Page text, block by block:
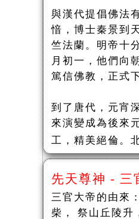
與漢代提倡佛法
愔，博士秦景到
竺法蘭。明帝十
月初一，他們向
篤信佛教，正式
到了唐代，元宵
來演變成為後來
工，精美絕倫。
先天尊神 - 三
三官大帝的由來
柴， 祭山丘陵升